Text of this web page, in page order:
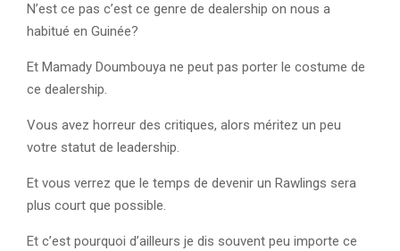
N’est ce pas c’est ce genre de dealership on nous a
habitué en Guinée?
Et Mamady Doumbouya ne peut pas porter le costume de
ce dealership.
Vous avez horreur des critiques, alors méritez un peu
votre statut de leadership.
Et vous verrez que le temps de devenir un Rawlings sera
plus court que possible.
Et c’est pourquoi d’ailleurs je dis souvent peu importe ce